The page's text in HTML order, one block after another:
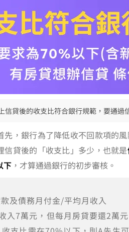
信貸後的收支比符合銀行規範，要通過
先，銀行為了降低收不回款項的
信貸後的「收支比」多少，也就是
下 ，才算通過銀行的初步審核。
及債務月付金/平均月收入
入7萬元，但每月房貸要還2萬